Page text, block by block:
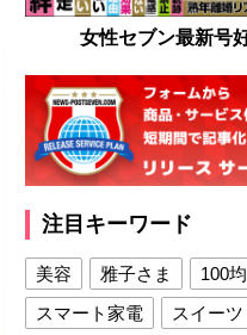
女性セブン最新号
注目キーワード
美容 雅子さま 100均
スマート家電
スイー